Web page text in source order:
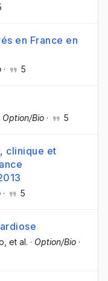
en France en
· 5
Option/Bio · 5
clinique et
· 5
, et al. · Option/Bio ·